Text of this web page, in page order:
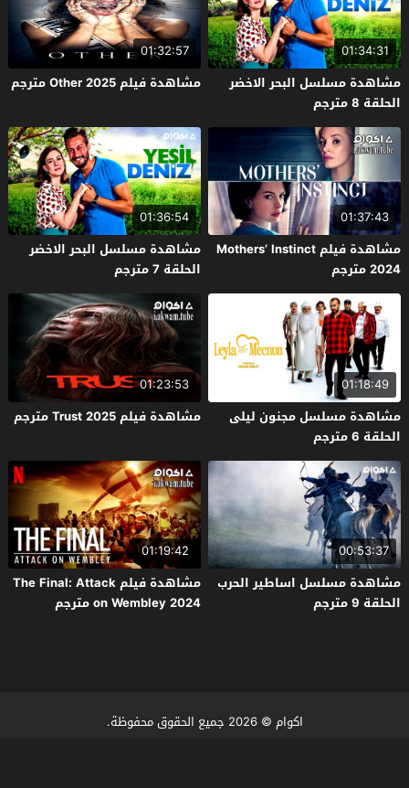
01:34:31
مشاهدة مسلسل البحر الاخضر
الحلقة 8 مترجم
01:32:57
مشاهدة فيلم Other 2025 مترجم
01:37:43
مشاهدة فيلم Mothers’ Instinct
2024 مترجم
01:36:54
مشاهدة مسلسل البحر الاخضر
الحلقة 7 مترجم
01:18:49
مشاهدة مسلسل مجنون ليلى
الحلقة 6 مترجم
01:23:53
مشاهدة فيلم Trust 2025 مترجم
00:53:37
مشاهدة مسلسل اساطير الحرب
الحلقة 9 مترجم
01:19:42
مشاهدة فيلم The Final: Attack
on Wembley 2024 مترجم
اكوام © 2026 جميع الحقوق محفوظة.